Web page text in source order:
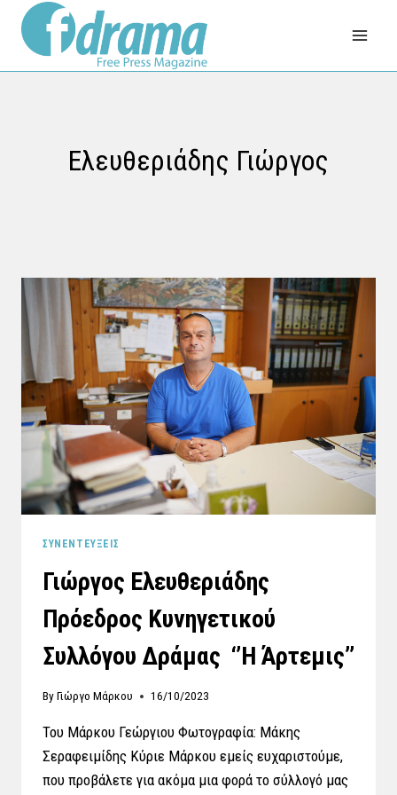
content
Ελευθεριάδης Γιώργος
ΣΥΝΕΝΤΕΎΞΕΙΣ
Γιώργος Ελευθεριάδης
Πρόεδρος Κυνηγετικού
Συλλόγου Δράμας ‘’Η Άρτεμις’’
ByΓιώργο Μάρκου 16/10/2023
Του Μάρκου Γεώργιου Φωτογραφία: Μάκης
Σεραφειμίδης Κύριε Μάρκου εμείς ευχαριστούμε,
που προβάλετε για ακόμα μια φορά το σύλλογό μας